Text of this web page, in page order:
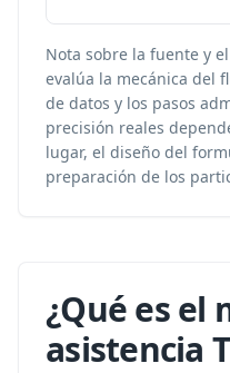
Nota sobre la fuente y
evalúa la mecánica del
de datos y los pasos
precisión reales
lugar, el diseño del
preparación de los
¿Qué es el
asistencia